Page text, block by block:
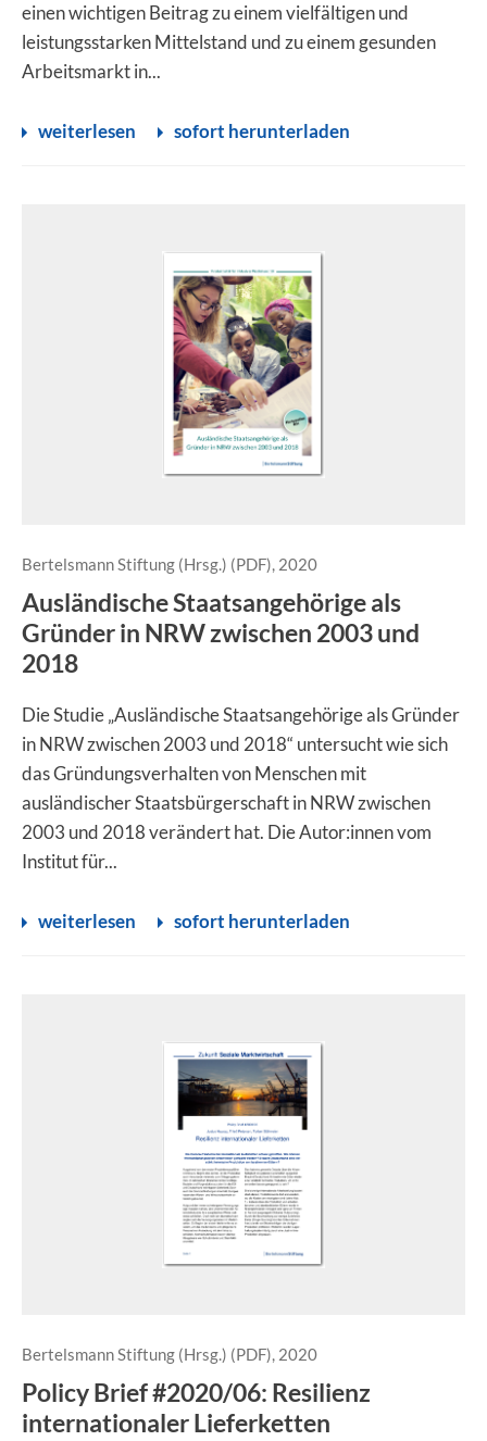
einen wichtigen Beitrag zu einem vielfältigen und
leistungsstarken Mittelstand und zu einem gesunden
Arbeitsmarkt in...
weiterlesen sofort herunterladen
Bertelsmann Stiftung (Hrsg.) (PDF), 2020
Ausländische Staatsangehörige als
Gründer in NRW zwischen 2003 und
2018
Die Studie „Ausländische Staatsangehörige als Gründer
in NRW zwischen 2003 und 2018“ untersucht wie sich
das Gründungsverhalten von Menschen mit
ausländischer Staatsbürgerschaft in NRW zwischen
2003 und 2018 verändert hat. Die Autor:innen vom
Institut für...
weiterlesen sofort herunterladen
Bertelsmann Stiftung (Hrsg.) (PDF), 2020
Policy Brief #2020/06: Resilienz
internationaler Lieferketten